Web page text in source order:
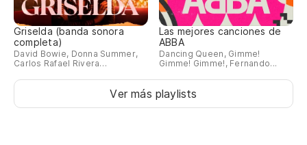
Griselda (banda sonora
completa)
David Bowie, Donna Summer,
Carlos Rafael Rivera…
Las mejores canciones de
ABBA
Dancing Queen, Gimme!
Gimme! Gimme!, Fernando...
Ver más playlists